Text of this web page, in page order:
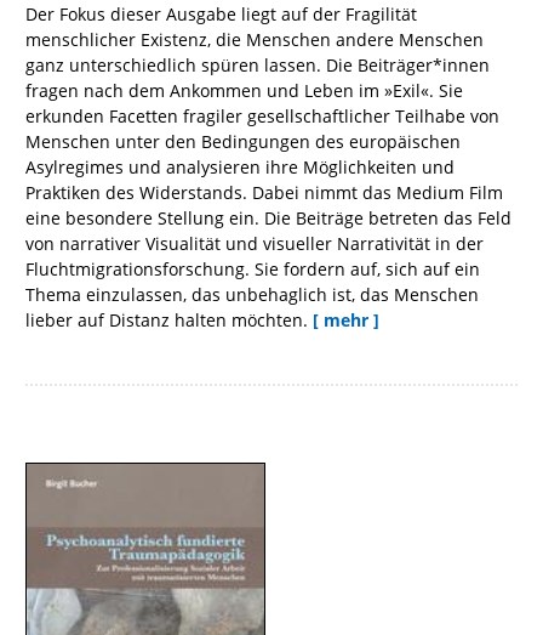
Der Fokus dieser Ausgabe liegt auf der Fragilität
menschlicher Existenz, die Menschen andere Menschen
ganz unterschiedlich spüren lassen. Die Beiträger*innen
fragen nach dem Ankommen und Leben im »Exil«. Sie
erkunden Facetten fragiler gesellschaftlicher Teilhabe von
Menschen unter den Bedingungen des europäischen
Asylregimes und analysieren ihre Möglichkeiten und
Praktiken des Widerstands. Dabei nimmt das Medium Film
eine besondere Stellung ein. Die Beiträge betreten das Feld
von narrativer Visualität und visueller Narrativität in der
Fluchtmigrationsforschung. Sie fordern auf, sich auf ein
Thema einzulassen, das unbehaglich ist, das Menschen
lieber auf Distanz halten möchten. [ mehr ]